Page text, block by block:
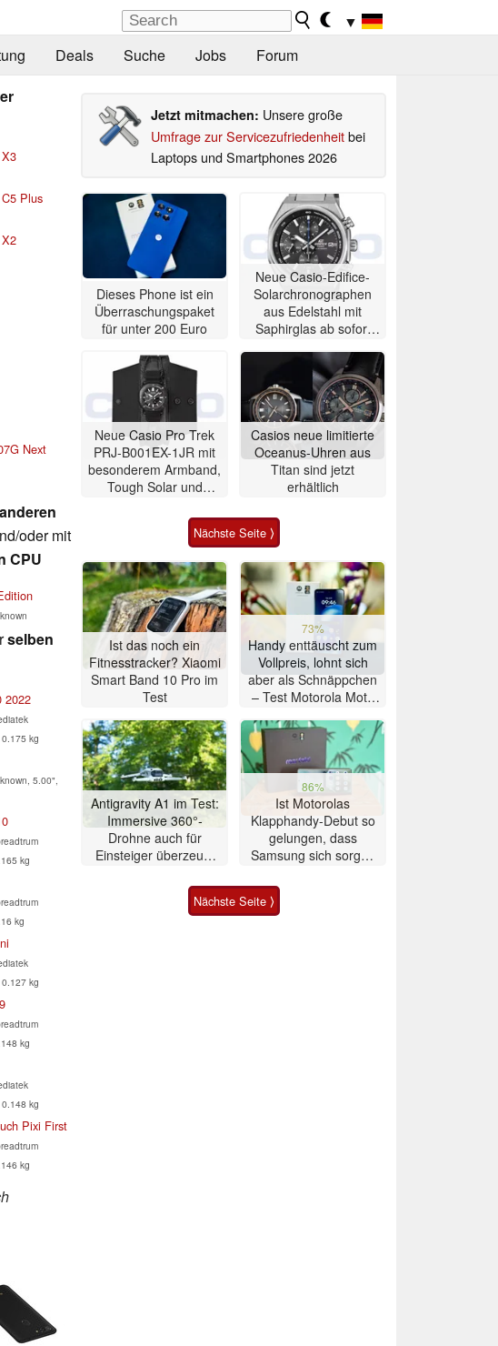
▼
Deals Suche Jobs Forum
Plus
Next
anderen
oder mit
CPU
selben
2022
kg
5.00",
kg
kg
kg
kg
kg
Pixi First
kg
Jetzt mitmachen: Unsere große
Umfrage zur Servicezufriedenheitbei
Laptops und Smartphones 2026
Dieses Phone ist ein
Überraschungspaket
für unter 200 Euro
Neue Casio-Edifice-
Solarchronographen
aus Edelstahl mit
Saphirglas ab sofort
Neue Casio Pro Trek
PRJ-B001EX-1JR mit
besonderem Armband,
Tough Solar und
Casios neue limitierte
Oceanus-Uhren aus
Titan sind jetzt
erhältlich
Nächste Seite ⟩
Ist das noch ein
Fitnesstracker? Xiaomi
Smart Band 10 Pro im
Test
73%
Handy enttäuscht zum
Vollpreis, lohnt sich
aber als Schnäppchen
– Test Motorola Moto
Antigravity A1 im Test:
Immersive 360°-
Drohne auch für
Einsteiger überzeugt
86%
Ist Motorolas
Klapphandy-Debut so
gelungen, dass
Samsung sich sorgen
Smartphone im Test
Nächste Seite ⟩